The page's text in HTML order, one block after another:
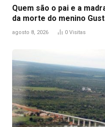
Quem são o pai e a
da morte do menino
agosto 8, 2026 0 Visitas